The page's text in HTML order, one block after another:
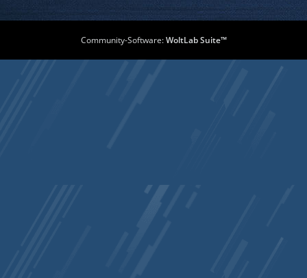
Community-Software:WoltLab Suite™